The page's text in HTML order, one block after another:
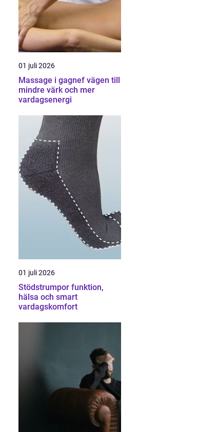
01 juli 2026
Massage i gagnef vägen till
mindre värk och mer
vardagsenergi
01 juli 2026
Stödstrumpor funktion,
hälsa och smart
vardagskomfort